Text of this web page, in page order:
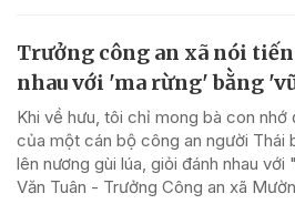
Trưởng công an xã nói
nhau với 'ma rừng' bằng
Khi về hưu, tôi chỉ mong bà con nhớ
của một cán bộ công an người Thái
lên nương gùi lúa, giỏi đánh nhau với
Văn Tuân - Trưởng Công an xã